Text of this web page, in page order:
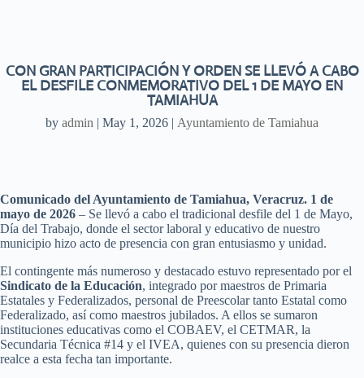
CON GRAN PARTICIPACIÓN Y ORDEN SE LLEVÓ A CABO
EL DESFILE CONMEMORATIVO DEL 1 DE MAYO EN
TAMIAHUA
by admin | May 1, 2026 | Ayuntamiento de Tamiahua
Comunicado del Ayuntamiento de Tamiahua, Veracruz. 1 de
mayo de 2026 – Se llevó a cabo el tradicional desfile del 1 de Mayo,
Día del Trabajo, donde el sector laboral y educativo de nuestro
municipio hizo acto de presencia con gran entusiasmo y unidad.
El contingente más numeroso y destacado estuvo representado por el
Sindicato de la Educación, integrado por maestros de Primaria
Estatales y Federalizados, personal de Preescolar tanto Estatal como
Federalizado, así como maestros jubilados. A ellos se sumaron
instituciones educativas como el COBAEV, el CETMAR, la
Secundaria Técnica #14 y el IVEA, quienes con su presencia dieron
realce a esta fecha tan importante.